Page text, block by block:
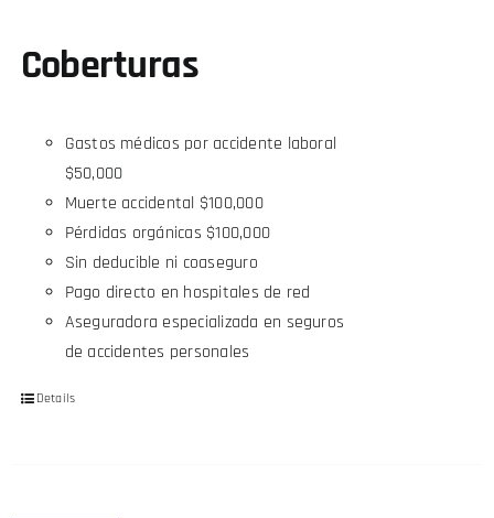
Coberturas
Gastos médicos por accidente laboral
$50,000
Muerte accidental $100,000
Pérdidas orgánicas $100,000
Sin deducible ni coaseguro
Pago directo en hospitales de red
Aseguradora especializada en seguros
de accidentes personales
Details